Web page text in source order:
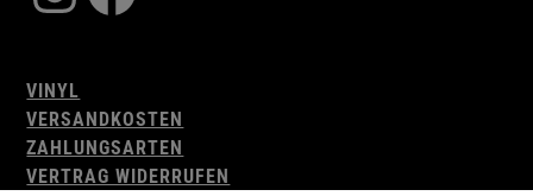
VINYL
VERSANDKOSTEN
ZAHLUNGSARTEN
VERTRAG WIDERRUFEN